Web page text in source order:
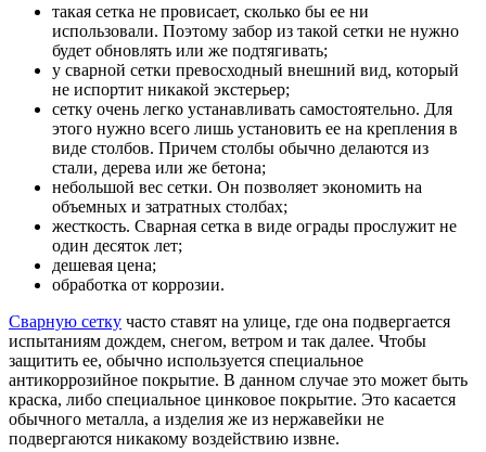
такая сетка не провисает, сколько бы ее ни
использовали. Поэтому забор из такой сетки не нужно
будет обновлять или же подтягивать;
у сварной сетки превосходный внешний вид, который
не испортит никакой экстерьер;
сетку очень легко устанавливать самостоятельно. Для
этого нужно всего лишь установить ее на крепления в
виде столбов. Причем столбы обычно делаются из
стали, дерева или же бетона;
небольшой вес сетки. Он позволяет экономить на
объемных и затратных столбах;
жесткость. Сварная сетка в виде ограды прослужит не
один десяток лет;
дешевая цена;
обработка от коррозии.
Сварную сетку часто ставят на улице, где она подвергается
испытаниям дождем, снегом, ветром и так далее. Чтобы
защитить ее, обычно используется специальное
антикоррозийное покрытие. В данном случае это может быть
краска, либо специальное цинковое покрытие. Это касается
обычного металла, а изделия же из нержавейки не
подвергаются никакому воздействию извне.